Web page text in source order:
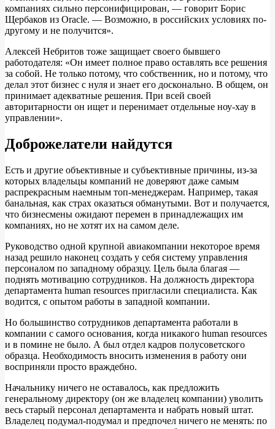
компаниях сильно персонифицирован, — говорит Борис
Щербаков из Oracle. — Возможно, в российских условиях по-
другому и не получится».
Алексей Небритов тоже защищает своего бывшего
работодателя: «Он имеет полное право оставлять все решения
за собой. Не только потому, что собственник, но и потому, что
делал этот бизнес с нуля и знает его досконально. В общем, он
принимает адекватные решения. При всей своей
авторитарности он ищет и перенимает отдельные ноу-хау в
управлении».
Доброжелатели найдутся
Есть и другие объективные и субъективные причины, из-за
которых владельцы компаний не доверяют даже самым
распрекрасным наемным топ-менеджерам. Например, такая
банальная, как страх оказаться обманутыми. Вот и получается,
что бизнесмены ожидают перемен в принадлежащих им
компаниях, но не хотят их на самом деле.
Руководство одной крупной авиакомпании некоторое время
назад решило наконец создать у себя систему управления
персоналом по западному образцу. Цель была благая —
поднять мотивацию сотрудников. На должность директора
департамента human resources пригласили специалиста. Как
водится, с опытом работы в западной компании.
Но большинство сотрудников департамента работали в
компании с самого основания, когда никакого human resources
и в помине не было. А был отдел кадров полусоветского
образца. Необходимость вносить изменения в работу они
восприняли просто враждебно.
Начальнику ничего не оставалось, как предложить
генеральному директору (он же владелец компании) уволить
весь старый персонал департамента и набрать новый штат.
Владелец подумал-подумал и предпочел ничего не менять: по